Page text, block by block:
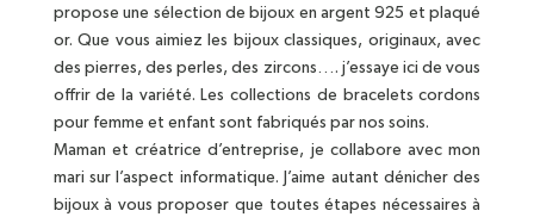
propose une sélection de bijoux en argent 925 et plaqué
or. Que vous aimiez les bijoux classiques, originaux, avec
des pierres, des perles, des zircons…. j’essaye ici de vous
offrir de la variété. Les collections de bracelets cordons
pour femme et enfant sont fabriqués par nos soins.
Maman et créatrice d’entreprise, je collabore avec mon
mari sur l’aspect informatique. J’aime autant dénicher des
bijoux à vous proposer que toutes étapes nécessaires à